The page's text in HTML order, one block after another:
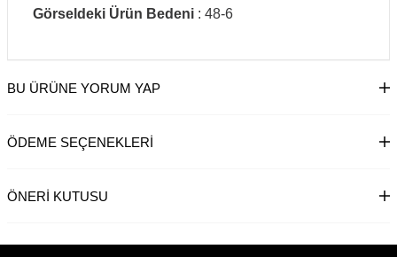
Görseldeki Ürün Bedeni : 48-6
BU ÜRÜNE YORUM YAP
ÖDEME SEÇENEKLERI
ÖNERI KUTUSU